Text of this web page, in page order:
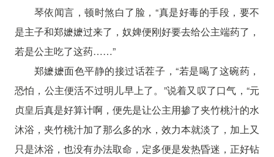
琴依闻言，顿时煞白了脸，“真是好毒的手段，要不
是主子和郑嬷嬷过来了，奴婢便刚好要去给公主端药了，
若是公主吃了这药……”
郑嬷嬷面色平静的接过话茬子，“若是喝了这碗药，
恐怕，公主便活不过明儿早上了。”说着又叹了口气，“元
贞皇后真是好算计啊，便先是让公主用掺了夹竹桃汁的水
沐浴，夹竹桃汁加了那么多的水，效力本就淡了，加上又
只是沐浴，也没有办法取命，定多便是发热昏迷，正好钻